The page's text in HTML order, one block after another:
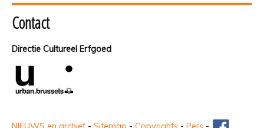
Contact
Directie Cultureel Erfgoed